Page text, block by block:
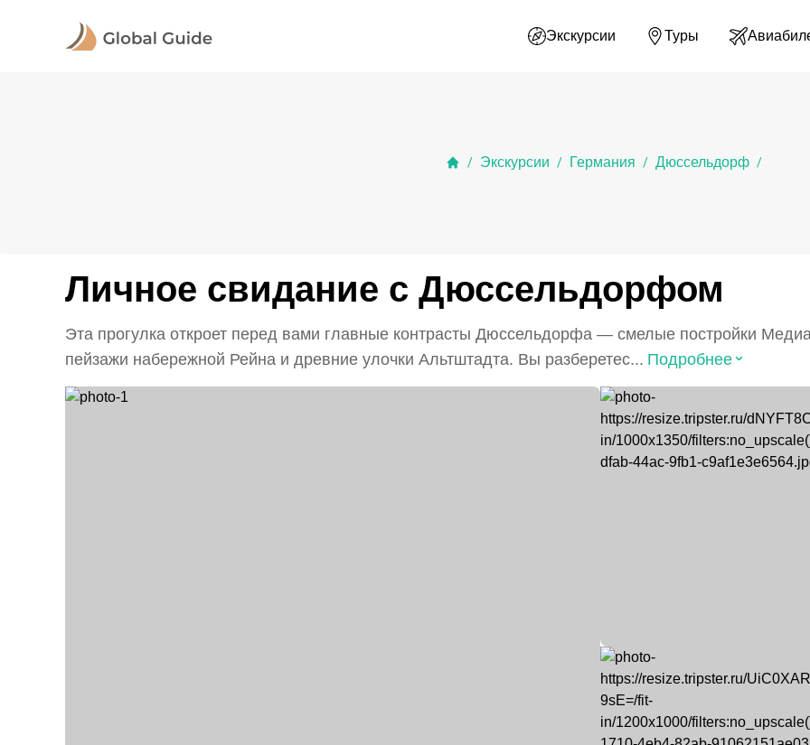
Экскурсии Туры
/ Экскурсии / Германия / Дюссельдорф /
Личное свидание с Дюссельдорфом
Эта прогулка откроет перед вами главные контрасты Дюссельдорфа — смелые постройки
пейзажи набережной Рейна и древние улочки Альтштадта. Вы разберетес... Подробнее⌃